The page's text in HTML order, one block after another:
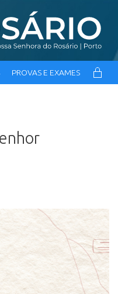
PROVAS E EXAMES